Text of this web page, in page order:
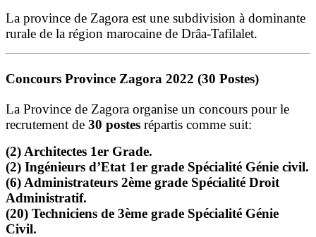
La province de Zagora est une subdivision à dominante
rurale de la région marocaine de Drâa-Tafilalet.
Concours Province Zagora 2022 (30 Postes)
La Province de Zagora organise un concours pour le
recrutement de 30 postes répartis comme suit:
(2) Architectes 1er Grade.
(2) Ingénieurs d’Etat 1er grade Spécialité Génie civil.
(6) Administrateurs 2ème grade Spécialité Droit
Administratif.
(20) Techniciens de 3ème grade Spécialité Génie
Civil.